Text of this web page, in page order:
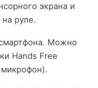
экрана и
руле.
Можно
Hands Free